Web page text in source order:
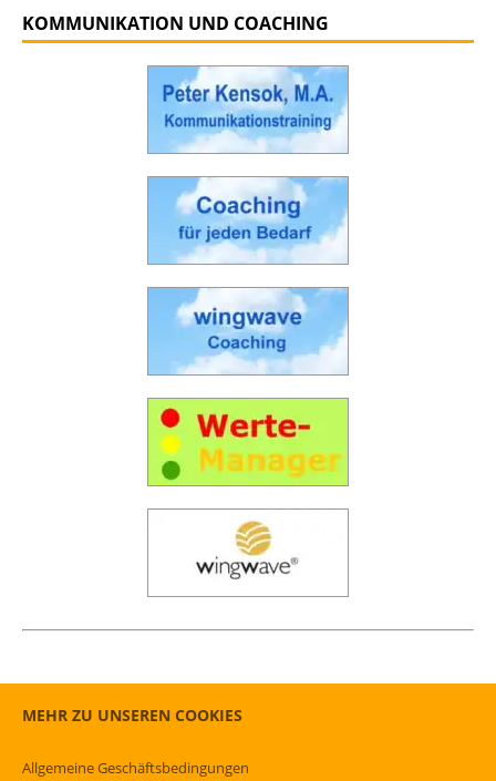
KOMMUNIKATION UND COACHING
MEHR ZU UNSEREN COOKIES
Allgemeine Geschäftsbedingungen